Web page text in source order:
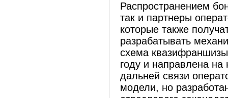
Распространением
так и партнеры
которые также
разрабатывать
схема
году и направлена
дальней связи
модели, но